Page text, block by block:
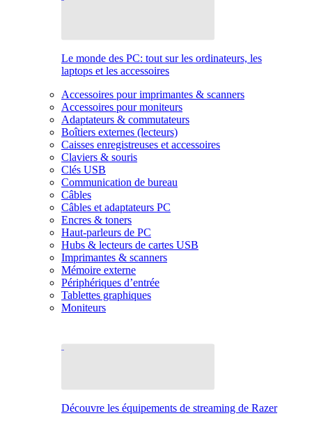
Le monde des PC: tout sur les ordinateurs, les
laptops et les accessoires
Accessoires pour imprimantes & scanners
Accessoires pour moniteurs
Adaptateurs & commutateurs
Boîtiers externes (lecteurs)
Caisses enregistreuses et accessoires
Claviers & souris
Clés USB
Communication de bureau
Câbles
Câbles et adaptateurs PC
Encres & toners
Haut-parleurs de PC
Hubs & lecteurs de cartes USB
Imprimantes & scanners
Mémoire externe
Périphériques d’entrée
Tablettes graphiques
Moniteurs
Découvre les équipements de streaming de Razer